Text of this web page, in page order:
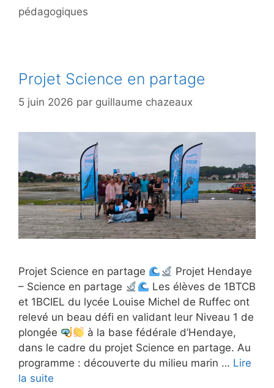
pédagogiques
Projet Science en partage
5 juin 2026 par guillaume chazeaux
Projet Science en partage
Projet Hendaye
– Science en partage
Les élèves de 1BTCB
et 1BCIEL du lycée Louise Michel de Ruffec ont
relevé un beau défi en validant leur Niveau 1 de
plongée
à la base fédérale d’Hendaye,
dans le cadre du projet Science en partage. Au
programme : découverte du milieu marin … Lire
la suite